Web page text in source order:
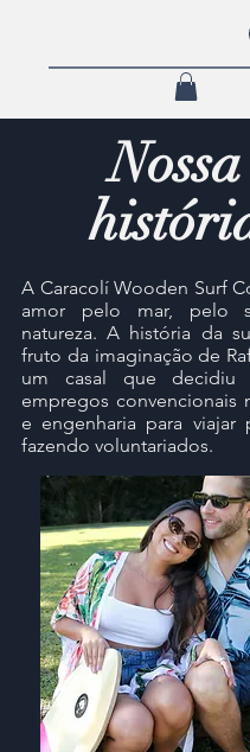
Nossa
A Caracolí Wooden Surf
amor pelo mar, pelo
natureza. A história da
fruto da imaginação de
um casal que decidiu
empregos convencionais
e engenharia para viajar
fazendo voluntariados.